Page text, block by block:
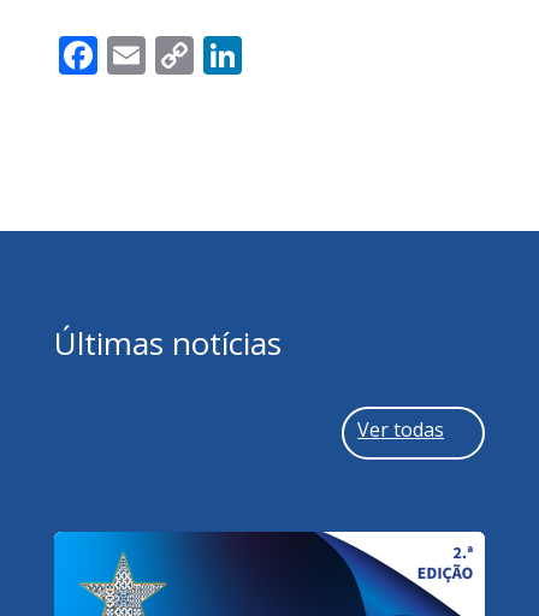
Facebook
Email
CopyLinkedIn
Últimas notícias
Ver todas